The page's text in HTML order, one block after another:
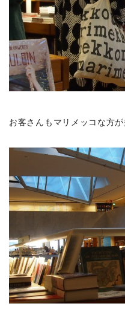
お客さんもマリメッコな方